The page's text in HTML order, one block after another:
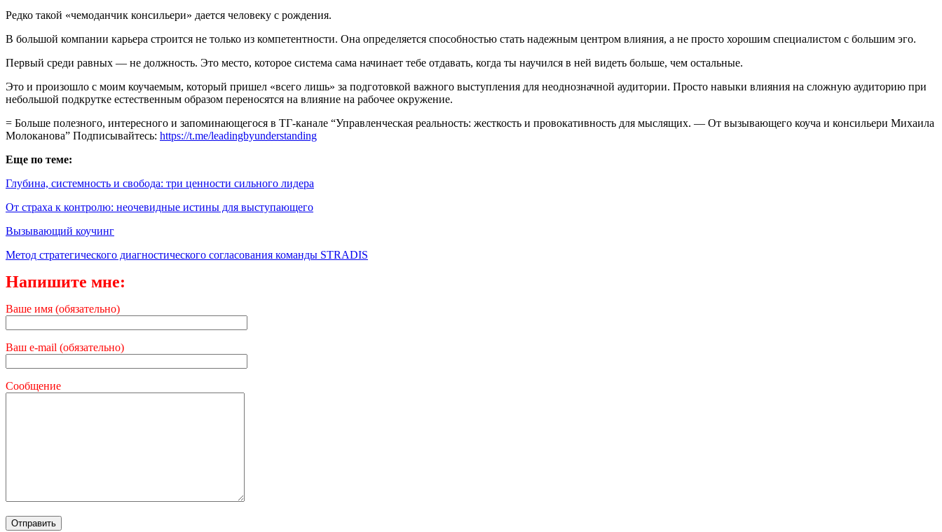
Редко такой «чемоданчик консильери» дается человеку с рождения.
В большой компании карьера строится не только из компетентности. Она определяется способностью стать надежным центром влияния, а не просто хорошим специалистом с большим эго.
Первый среди равных — не должность. Это место, которое система сама начинает тебе отдавать, когда ты научился в ней видеть больше, чем остальные.
Это и произошло с моим коучаемым, который пришел «всего лишь» за подготовкой важного выступления для неоднозначной аудитории. Просто навыки влияния на сложную аудиторию при
небольшой подкрутке естественным образом переносятся на влияние на рабочее окружение.
= Больше полезного, интересного и запоминающегося в ТГ-канале “Управленческая реальность: жесткость и провокативность для мыслящих. — От вызывающего коуча и консильери Михаила
Молоканова” Подписывайтесь: https://t.me/leadingbyunderstanding
Еще по теме:
Глубина, системность и свобода: три ценности сильного лидера
От страха к контролю: неочевидные истины для выступающего
Вызывающий коучинг
Метод стратегического диагностического согласования команды STRADIS
Напишите мне:
Ваше имя (обязательно)
Ваш e-mail (обязательно)
Сообщение